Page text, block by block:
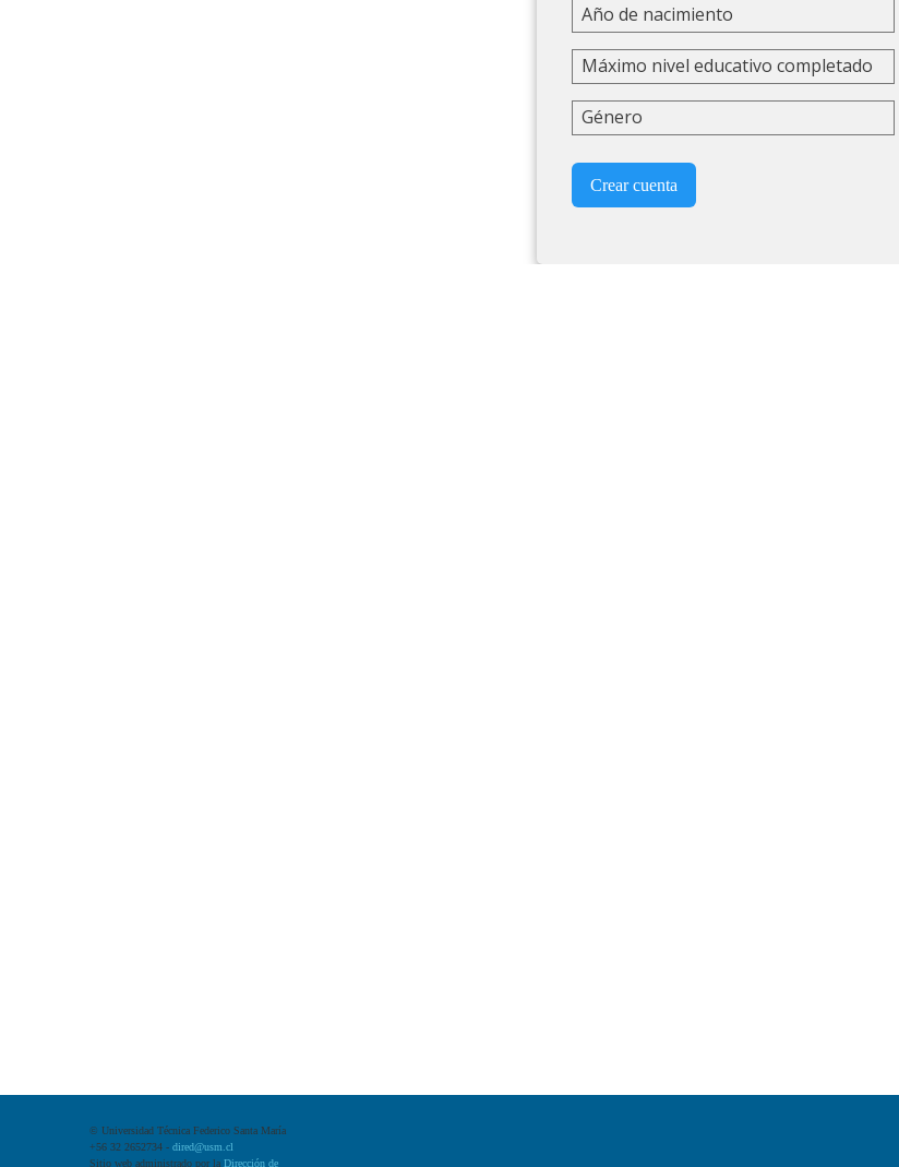
Año de nacimiento
Máximo nivel educativo completado
Género
Crear cuenta
© Universidad Técnica Federico Santa María
+56 32 2652734 - dired@usm.cl
Sitio web administrado por la Dirección de